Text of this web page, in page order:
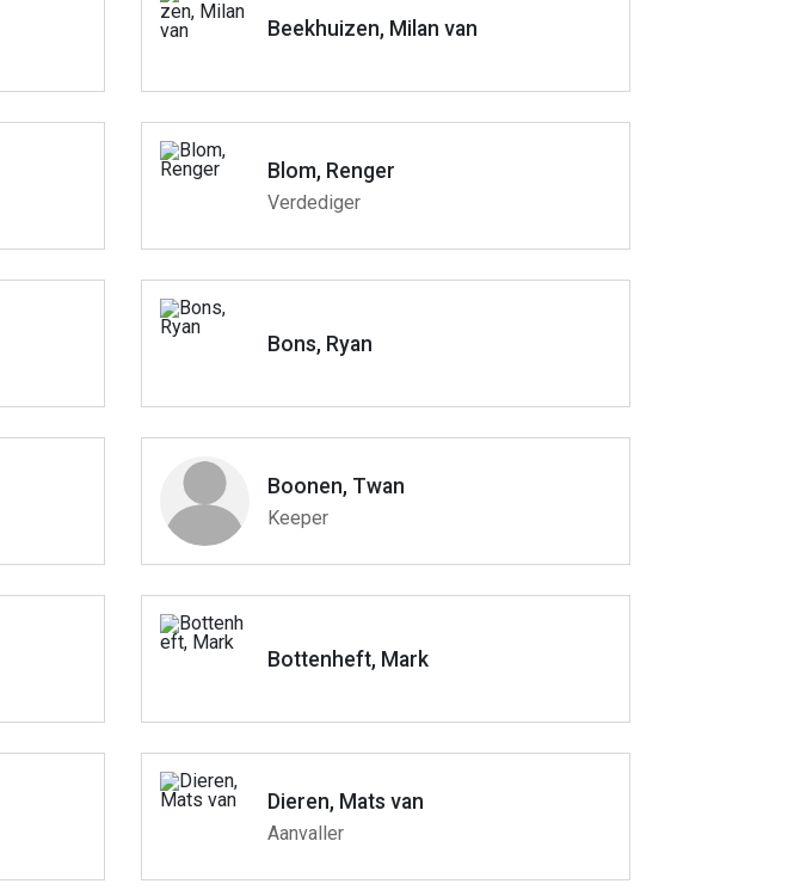
Beekhuizen, Milan van
Blom, Renger
Verdediger
Bons, Ryan
Boonen, Twan
Keeper
Bottenheft, Mark
Dieren, Mats van
Aanvaller